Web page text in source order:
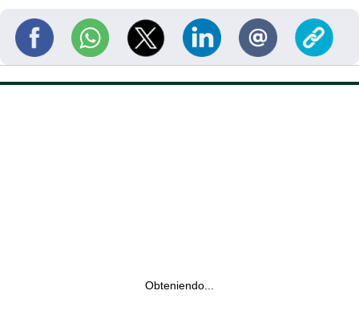
Obteniendo...